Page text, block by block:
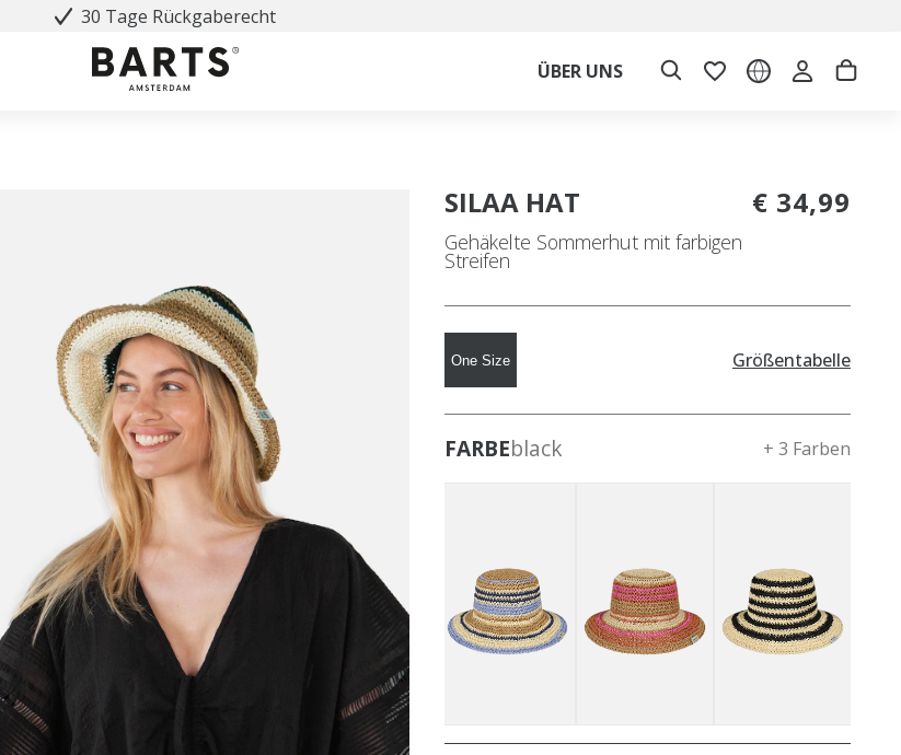
30 Tage Rückgaberecht
ÜBER UNS
SILAA HAT
Gehäkelte Sommerhut mit farbigen
Streifen
€ 34,99
One Size Größentabelle
FARBEblack + 3 Farben